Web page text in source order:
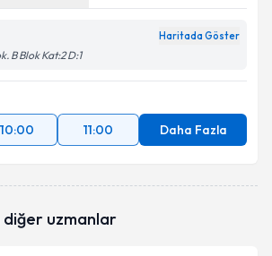
Haritada Göster
B Blok Kat:2 D:1
10:00 11:00 Daha Fazla
diğer uzmanlar